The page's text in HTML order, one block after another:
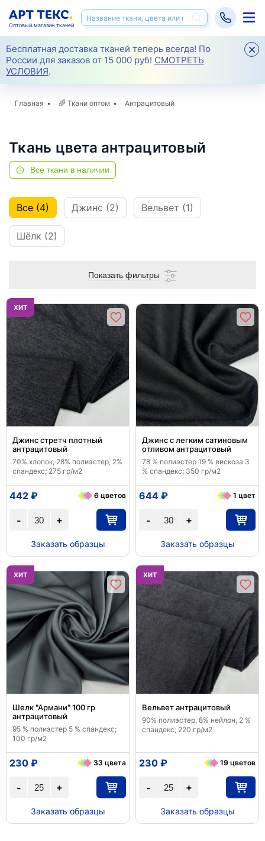
Бесплатная доставка тканей теперь всегда! По
России для заказов от 15 000 руб! СМОТРЕТЬ
УСЛОВИЯ.
Оптовый магазин тканей
Главная 🌈 Ткани оптом Антрацитовый
Ткань цвета антрацитовый
Все ткани в наличии
Все (4) Джинс (2) Вельвет (1)
Шёлк (2)
Показать фильтры
ХИТ
Джинс стретч плотный
антрацитовый
70% хлопок, 28% полиэстер, 2%
спандекс; 275 гр/м2
+
-
442 ₽ 6 цветов
Заказать образцы
Джинс с легким сатиновым
отливом антрацитовый
78 % полиэстер 19 % вискоза 3
% спандекс; 350 гр/м2
+
-
644 ₽ 1 цвет
Заказать образцы
ХИТ
Шелк "Армани" 100 гр
антрацитовый
95 % полиэстер 5 % спандекс;
100 гр/м2
+
-
230 ₽ 33 цвета
Заказать образцы
ХИТ
Вельвет антрацитовый
90% полиэстер, 8% нейлон, 2 %
спандекс; 220 гр/м2
+
-
230 ₽ 19 цветов
Заказать образцы